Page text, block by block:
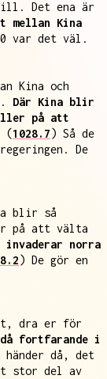
Det ena är
mellan Kina
var det väl.
Kina och
Där Kina blir
på att
(1028.7) Så de
De
blir så
på att välta
invaderar norra
) De gör en
dra er för
fortfarande i
händer då, det
stor del av